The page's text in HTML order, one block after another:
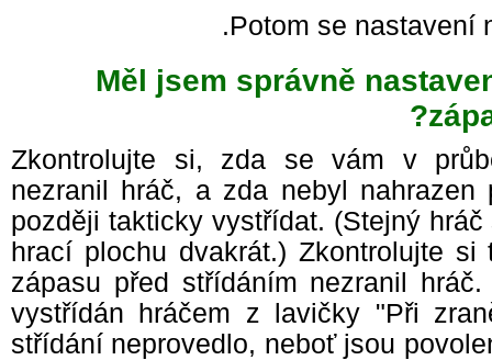
Potom se
Měl jsem správně
Zkontrolujte si, zda se vám v
nezranil hráč, a zda nebyl
později takticky vystřídat. (Stejný
hrací plochu dvakrát.) Zkontrolujte
zápasu před střídáním nezranil
vystřídán hráčem z lavičky "Při
střídání neprovedlo, neboť jsou